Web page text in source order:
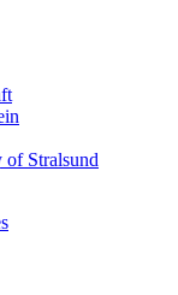
Stralsund